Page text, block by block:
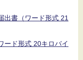
出書（ワード形式 21
ード形式 20キロバイ